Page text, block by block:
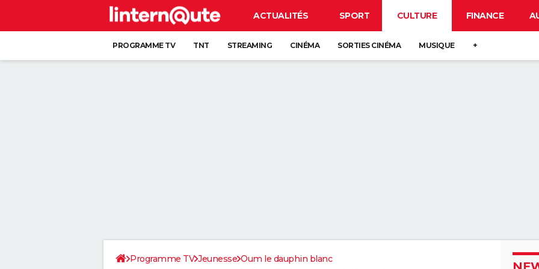
ACTUALITÉS SPORT CULTURE FINANCE
PROGRAMME TV TNT STREAMING CINÉMA SORTIES CINÉMA MUSIQUE +
Programme TV Jeunesse Oum le dauphin blanc